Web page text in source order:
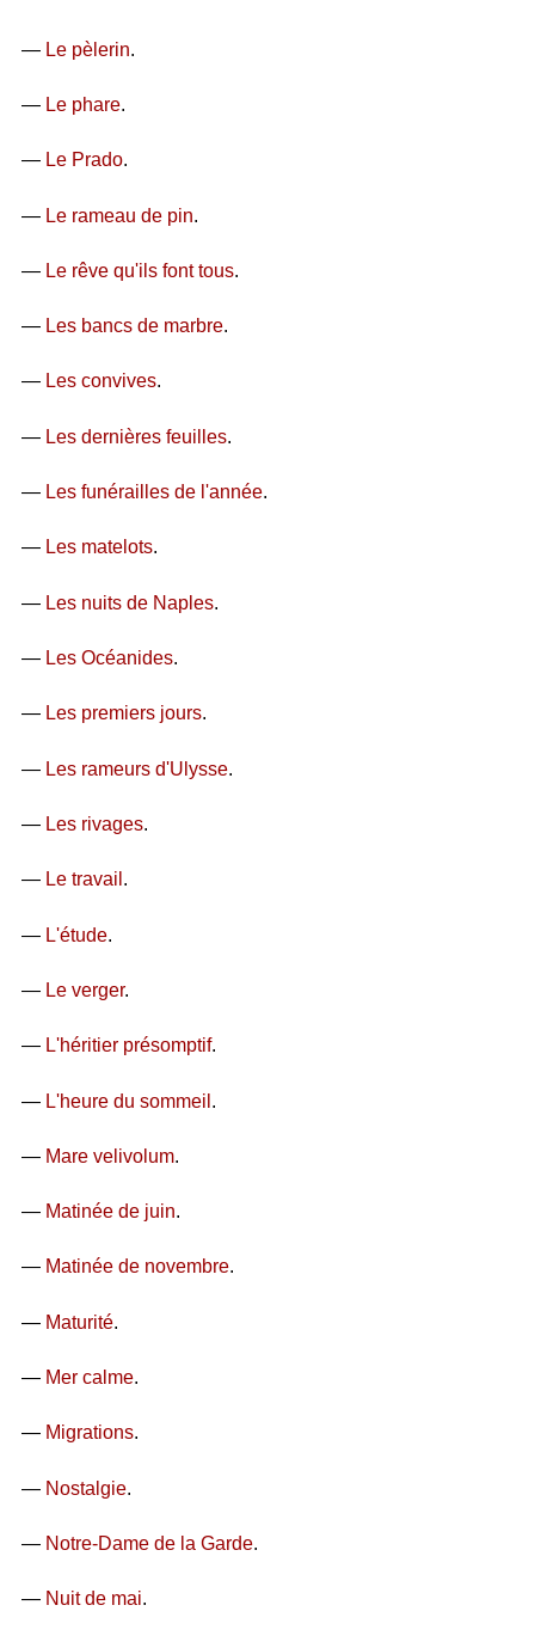
— Le pèlerin.
— Le phare.
— Le Prado.
— Le rameau de pin.
— Le rêve qu'ils font tous.
— Les bancs de marbre.
— Les convives.
— Les dernières feuilles.
— Les funérailles de l'année.
— Les matelots.
— Les nuits de Naples.
— Les Océanides.
— Les premiers jours.
— Les rameurs d'Ulysse.
— Les rivages.
— Le travail .
— L'étude.
— Le verger.
— L'héritier présomptif.
— L'heure du sommeil .
— Mare velivolum.
— Matinée de juin.
— Matinée de novembre.
— Maturité.
— Mer calme.
— Migrations.
— Nostalgie.
— Notre-Dame de la Garde.
— Nuit de mai.